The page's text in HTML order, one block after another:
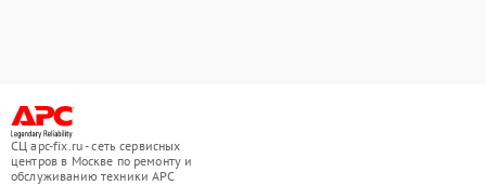
СЦ apc-fix.ru - сеть сервисных
центров в Москве по ремонту и
обслуживанию техники APC